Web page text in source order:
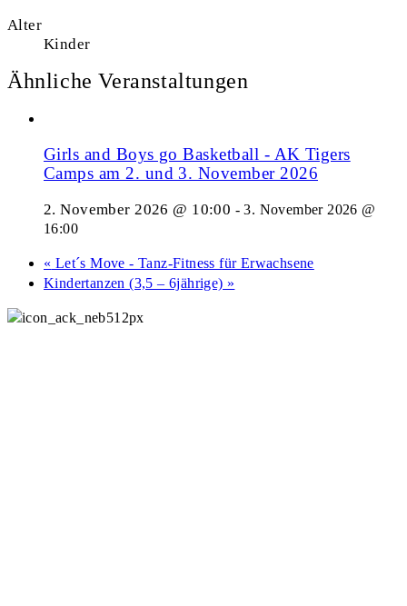
Alter
Kinder
Ähnliche Veranstaltungen
Girls and Boys go Basketball - AK Tigers
Camps am 2. und 3. November 2026
2. November 2026 @ 10:00 -3. November 2026 @
16:00
« Let´s Move - Tanz-Fitness für Erwachsene
Kindertanzen (3,5 – 6jährige) »